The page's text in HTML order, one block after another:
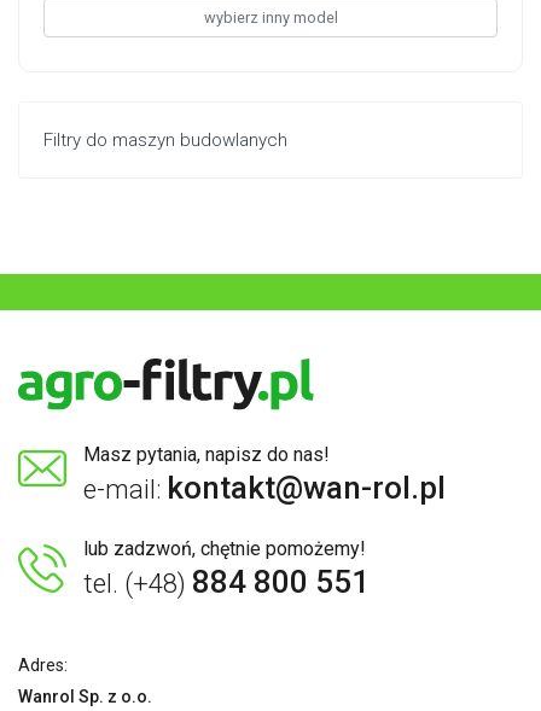
wybierz inny model
Filtry do maszyn budowlanych
Masz pytania, napisz do nas!
e-mail: kontakt@wan-rol.pl
lub zadzwoń, chętnie pomożemy!
tel. (+48) 884 800 551
Adres:
Wanrol Sp. z o.o.